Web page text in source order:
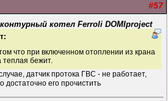
#57
котел Ferroli DOMIproject
что при включенном отоплении из крана
теплая бежит.
датчик протока ГВС - не работает,
достаточно его прочистить